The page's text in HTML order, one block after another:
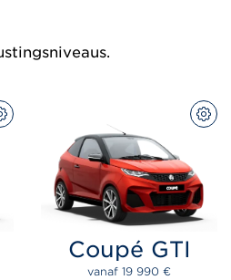
CONFIGUREER
Coupé GTI
vanaf 19 990 €